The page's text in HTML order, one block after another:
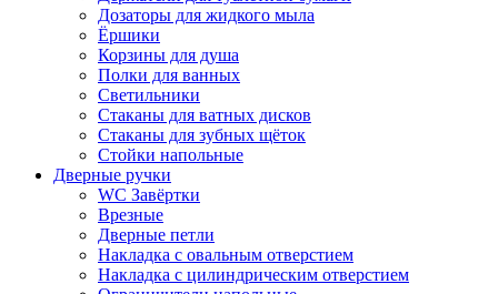
Дозаторы для жидкого мыла
Ёршики
Корзины для душа
Полки для ванных
Светильники
Стаканы для ватных дисков
Стаканы для зубных щёток
Стойки напольные
Дверные ручки
WC Завёртки
Врезные
Дверные петли
Накладка с овальным отверстием
Накладка с цилиндрическим отверстием